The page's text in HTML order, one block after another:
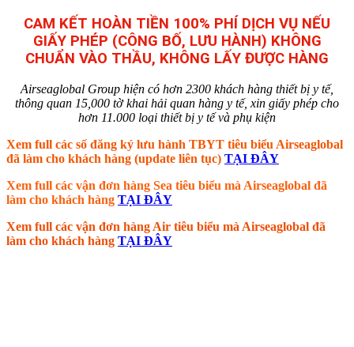
CAM KẾT HOÀN TIỀN 100% PHÍ DỊCH VỤ NẾU
GIẤY PHÉP (CÔNG BỐ, LƯU HÀNH) KHÔNG
CHUẨN VÀO THẦU, KHÔNG LẤY ĐƯỢC HÀNG
Airseaglobal Group hiện có hơn 2300 khách hàng thiết bị y tế,
thông quan 15,000 tờ khai hải quan hàng y tế, xin giấy phép cho
hơn 11.000 loại thiết bị y tế và phụ kiện
Xem full các số đăng ký lưu hành TBYT tiêu biểu Airseaglobal
đã làm cho khách hàng (update liên tục) TẠI ĐÂY
Xem full các vận đơn hàng Sea tiêu biểu mà Airseaglobal đã
làm cho khách hàng TẠI ĐÂY
Xem full các vận đơn hàng Air tiêu biểu mà Airseaglobal đã
làm cho khách hàng TẠI ĐÂY